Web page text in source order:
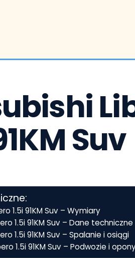
Suv
1.5i 91KM Suv – Wymiary
1.5i 91KM Suv – Dane techniczne
1.5i 91KM Suv – Spalanie i osiągi
1.5i 91KM Suv – Podwozie i